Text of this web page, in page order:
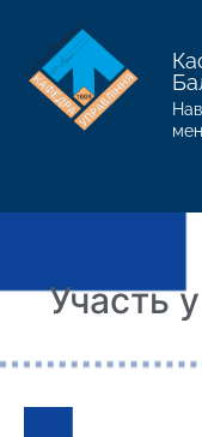
Участь